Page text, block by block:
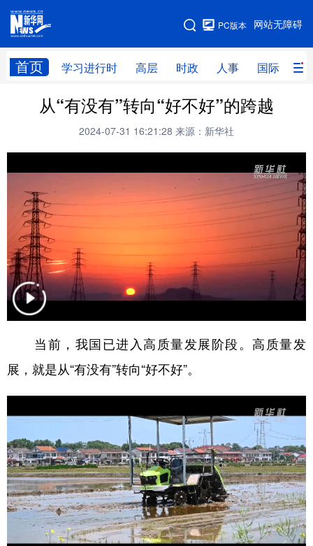
网站无障碍
PC版本
首页 学习进行时 高层 时政 人事 国际 财
网站地图
学习进行时 高层 时政 人事
财经 网评
教育
科技 量子
文化 健康
访谈 图片 政务
法律 中央文件 金融 汽车
食品
学术中国 乡村振兴 银龄 溯源中国
城市 旅游 能源
彩票 娱乐 时尚 悦读
一带一路 亚太网 上市公司
文化产业
地方频道
北京 天津 河北 山西
从“有没有”转向“好不好”的跨越
2024-07-31 16:21:28 来源：新华社
当前，我国已进入高质量发展阶段。高质量发
展，就是从“有没有”转向“好不好”。